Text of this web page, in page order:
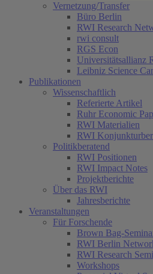
Vernetzung/Transfer
Büro Berlin
RWI Research
rwi consult
RGS Econ
Universitätsallianz
Leibniz Science
Publikationen
Wissenschaftlich
Referierte Artikel
Ruhr Economic
RWI Materialien
RWI
Politikberatend
RWI Positionen
RWI Impact Notes
Projektberichte
Über das RWI
Jahresberichte
Veranstaltungen
Für Forschende
Brown Bag-
RWI Berlin
RWI Research
Workshops